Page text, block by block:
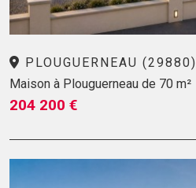
PLOUGUERNEAU (29880)
Maison à Plouguerneau de 70 m²
204 200 €